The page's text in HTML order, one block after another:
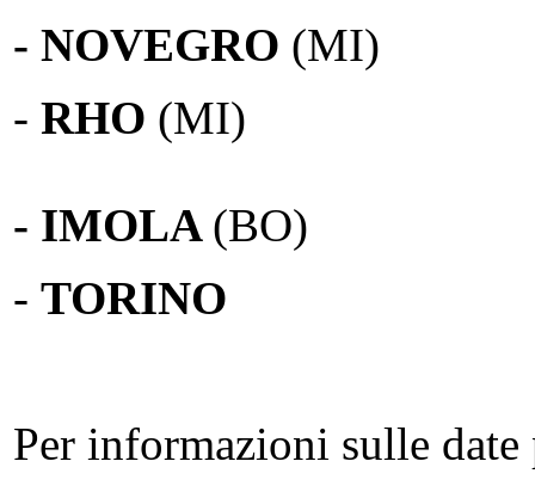
- NOVEGRO (MI)
- RHO (MI)
- IMOLA (BO)
- TORINO
Per informazioni sulle